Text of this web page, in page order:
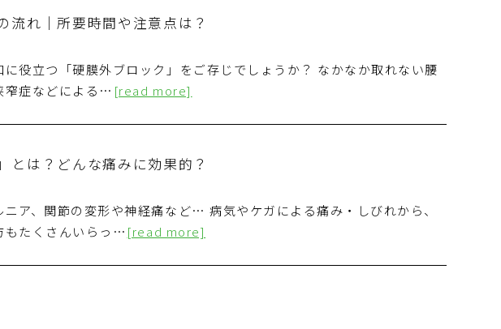
流れ｜所要時間や注意点は？
役立つ「硬膜外ブロック」をご存じでしょうか？ なかなか取れない腰
窄症などによる… [read more]
とは？どんな痛みに効果的？
ア、関節の変形や神経痛など… 病気やケガによる痛み・しびれから、
もたくさんいらっ… [read more]